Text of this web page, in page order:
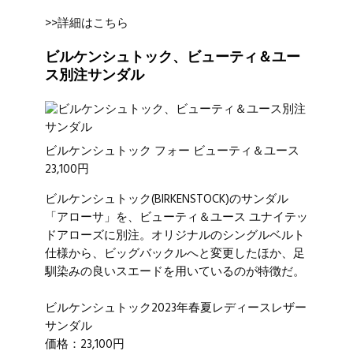
>>詳細はこちら
ビルケンシュトック、ビューティ＆ユー
ス別注サンダル
ビルケンシュトック フォー ビューティ＆ユース
23,100円
ビルケンシュトック(BIRKENSTOCK)のサンダル
「アローサ」を、ビューティ＆ユース ユナイテッ
ドアローズに別注。オリジナルのシングルベルト
仕様から、ビッグバックルへと変更したほか、足
馴染みの良いスエードを用いているのが特徴だ。
ビルケンシュトック2023年春夏レディースレザー
サンダル
価格：23,100円